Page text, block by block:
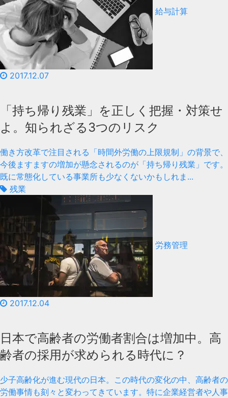
給与計算
2017.12.07
「持ち帰り残業」を正しく把握・対策せ
よ。知られざる3つのリスク
働き方改革で注目される「時間外労働の上限規制」の背景で、
今後ますますの増加が懸念されるのが「持ち帰り残業」です。
既に常態化している事業所も少なくないかもしれま...
残業
労務管理
2017.12.04
日本で高齢者の労働者割合は増加中。高
齢者の採用が求められる時代に？
少子高齢化が進む現代の日本。この時代の変化の中、高齢者の
労働事情も刻々と変わってきています。特に企業経営者や人事